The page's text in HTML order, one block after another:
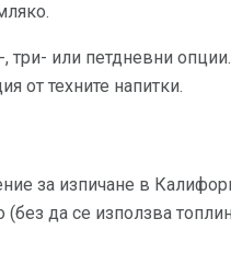
, три- или петдневни
от техните напитки.
за изпичане в
да се използва